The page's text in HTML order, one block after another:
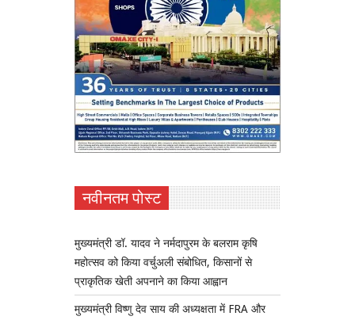
नवीनतम पोस्ट
मुख्यमंत्री डॉ. यादव ने नर्मदापुरम के बलराम कृषि
महोत्सव को किया वर्चुअली संबोधित, किसानों से
प्राकृतिक खेती अपनाने का किया आह्वान
मुख्यमंत्री विष्णु देव साय की अध्यक्षता में FRA और